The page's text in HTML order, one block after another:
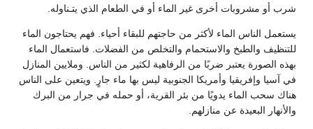
شرب أو مشروبات أخرى غير الماء أو في الطعام الذي يتـناوله.
يستعمل الناس الماء لأكثر من حاجتهم للبقاء أحياء. فهم يحتاجون الماء
للتنظيف والطبخ والاستحمام والتخلص من الفضلات. فاستعمال الماء
بهذه الصورة يعتبر ضربًا من الرفاهية لكثير من الناس. وملايين المنازل
في آسيا وإفريقيا وأمريكا الجنوبية ليس بها ماء جارٍ. ويتعين على الناس
هناك سحب الماء يدويًا من بئر القرية، أو حمله في جرار من البرك
والأنهار البعيدة عن منازلهم.